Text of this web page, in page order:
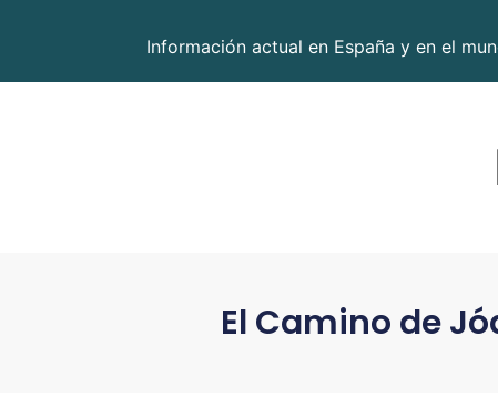
Información actual en España y en el
El Camino de